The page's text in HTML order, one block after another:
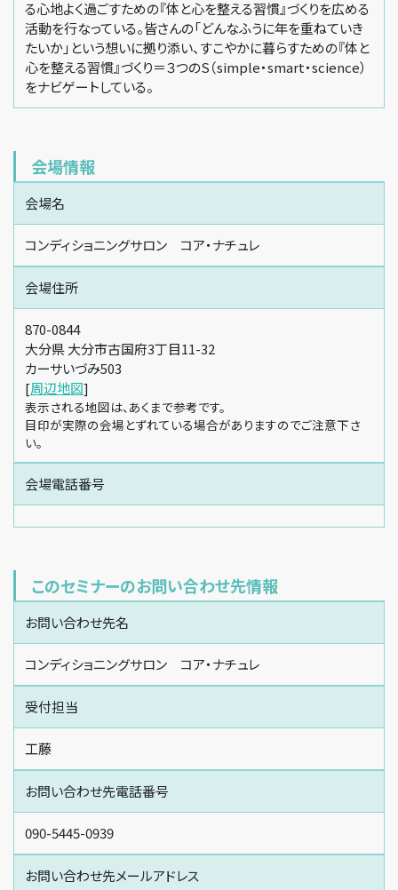
る心地よく過ごすための『体と心を整える習慣』づくりを広める
活動を行なっている。皆さんの「どんなふうに年を重ねていき
たいか」という想いに拠り添い、すこやかに暮らすための『体と
心を整える習慣』づくり＝３つのS（simple・smart・science）
をナビゲートしている。
会場情報
会場名
コンディショニングサロン コア・ナチュレ
会場住所
870-0844
大分県 大分市古国府3丁目11-32
カーサいづみ503
[周辺地図]
表示される地図は、あくまで参考です。
目印が実際の会場とずれている場合がありますのでご注意下さ
い。
会場電話番号
このセミナーのお問い合わせ先情報
お問い合わせ先名
コンディショニングサロン コア・ナチュレ
受付担当
工藤
お問い合わせ先電話番号
090-5445-0939
お問い合わせ先メールアドレス